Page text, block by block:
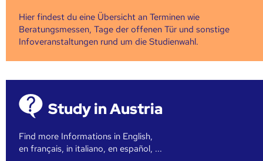
Hier findest du eine Übersicht an Terminen wie
Beratungsmessen, Tage der offenen Tür und sonstige
Infoveranstaltungen rund um die Studienwahl.
Study in Austria
Find more Informations in English,
en français, in italiano, en español, ...